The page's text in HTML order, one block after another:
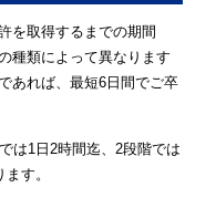
を取得するまでの期間
種類によって異なります
あれば、最短6日間でご卒
は1日2時間迄、2段階では
す。